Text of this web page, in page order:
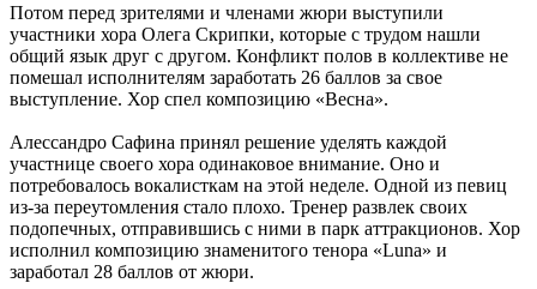
Потом перед зрителями и членами жюри выступили
участники хора Олега Скрипки, которые с трудом нашли
общий язык друг с другом. Конфликт полов в коллективе не
помешал исполнителям заработать 26 баллов за свое
выступление. Хор спел композицию «Весна».
Алессандро Сафина принял решение уделять каждой
участнице своего хора одинаковое внимание. Оно и
потребовалось вокалисткам на этой неделе. Одной из певиц
из-за переутомления стало плохо. Тренер развлек своих
подопечных, отправившись с ними в парк аттракционов. Хор
исполнил композицию знаменитого тенора «Luna» и
заработал 28 баллов от жюри.